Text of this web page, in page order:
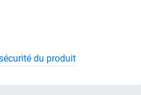
du produit